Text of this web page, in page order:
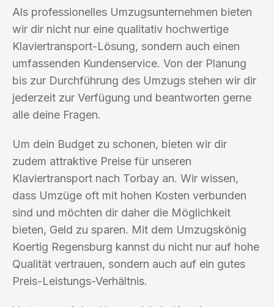
Als professionelles Umzugsunternehmen bieten
wir dir nicht nur eine qualitativ hochwertige
Klaviertransport-Lösung, sondern auch einen
umfassenden Kundenservice. Von der Planung
bis zur Durchführung des Umzugs stehen wir dir
jederzeit zur Verfügung und beantworten gerne
alle deine Fragen.
Um dein Budget zu schonen, bieten wir dir
zudem attraktive Preise für unseren
Klaviertransport nach Torbay an. Wir wissen,
dass Umzüge oft mit hohen Kosten verbunden
sind und möchten dir daher die Möglichkeit
bieten, Geld zu sparen. Mit dem Umzugskönig
Koertig Regensburg kannst du nicht nur auf hohe
Qualität vertrauen, sondern auch auf ein gutes
Preis-Leistungs-Verhältnis.